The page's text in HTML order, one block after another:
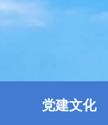
党建文化